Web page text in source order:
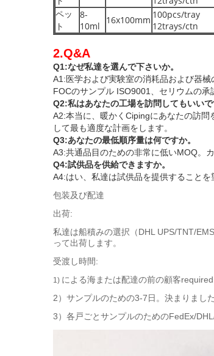
ペッ
ト
8-
10ml
16x100mm 100pcs/tray
12trays/ctn
2.Q&A
Q1:なぜ私達を選んで下さいか。
A1:医学および実験室の消耗品および器
FOCのサンプル ISO9001、セリウムの承
Q2:私はあなたの工場を訪問してもいいで
A2:本当に、暖かくCipingにあなたの訪問
して最も適度な計画をします。
Q3:あなたの最低順序量は何ですか。
A3:共通品目のための非常に低いMOQ。
Q4:試供品を供給できますか。
A4:はい、私達は試供品を提供することを
包装及び配達
出荷:
私達は船積みの選択（DHL UPS/TNT/
って出荷します。
受渡し時間:
1) による海または配達の前の顧客
2）サンプルのための3-7日。決まりまし
3）各戸ごとサンプルのためのFedEx/